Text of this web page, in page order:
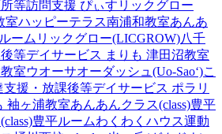
等訪問支援 ぴぃす リックグロー
室ハッピーテラス南浦和教室あんあ
ーム リックグロー(LICGROW)八千
等デイサービス まりも 津田沼教室
室ウオーサオーダッシュ(Uo-Sao‘)こ
支援・放課後等デイサービス ポラリ
袖ヶ浦教室あんあんクラス(class)豊平
豊平ルームわくわくハウス運動